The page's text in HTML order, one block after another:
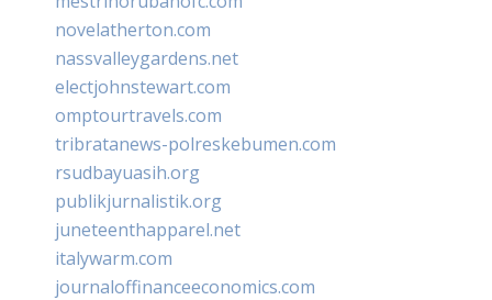
novelatherton.com
nassvalleygardens.net
electjohnstewart.com
omptourtravels.com
tribratanews-polreskebumen.com
rsudbayuasih.org
publikjurnalistik.org
juneteenthapparel.net
italywarm.com
journaloffinanceeconomics.com